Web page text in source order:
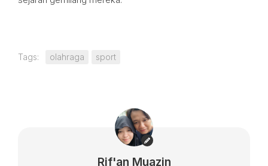
Tags: olahraga sport
Rif'an Muazin